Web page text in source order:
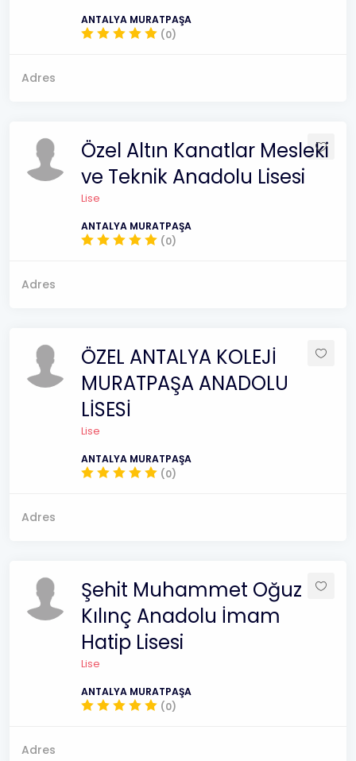
ANTALYA MURATPAŞA
(0)
Adres
Özel Altın Kanatlar Mesleki
ve Teknik Anadolu Lisesi
Lise
ANTALYA MURATPAŞA
(0)
Adres
ÖZEL ANTALYA KOLEJİ
MURATPAŞA ANADOLU
LİSESİ
Lise
ANTALYA MURATPAŞA
(0)
Adres
Şehit Muhammet Oğuz
Kılınç Anadolu İmam
Hatip Lisesi
Lise
ANTALYA MURATPAŞA
(0)
Adres